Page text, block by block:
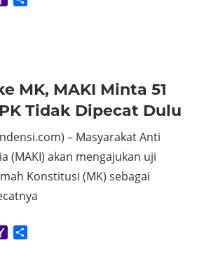
MK, MAKI Minta 51
Tidak Dipecat Dulu
– Masyarakat Anti
(MAKI) akan mengajukan uji
Konstitusi (MK) sebagai
Yahoo